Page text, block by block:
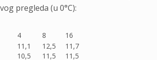
pregleda (u 0°C):
4 8
16
11,1 12,5
11,7
10,5 11,5
11,5